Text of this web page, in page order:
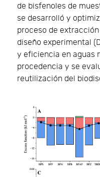
de bisfenoles de
se desarrolló y
proceso de
diseño experimental
y eficiencia en aguas
procedencia y se
reutilización del